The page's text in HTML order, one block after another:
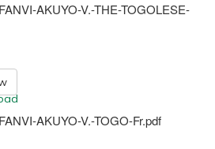
AKUYO-V.-THE-TOGOLESE-
AKUYO-V.-TOGO-Fr.pdf